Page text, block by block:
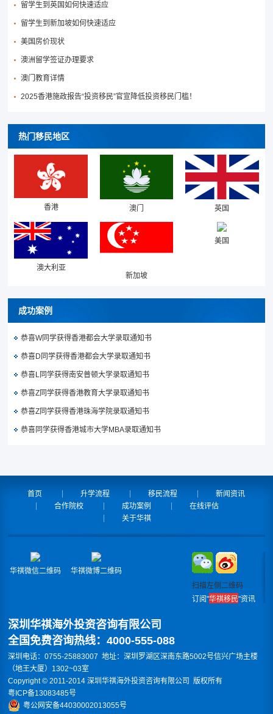
留学生到英国如何快速适应
留学生到新加坡如何快速适应
美国房价现状
澳洲留学签证办理要求
澳门教育详情
2025香港施政报告“投资移民”官宣降低投资移民门槛！
热门移民地区
香港 澳门 英国
澳大利亚
新加坡
美国
成功案例
恭喜W同学获得香港都会大学录取通知书
恭喜D同学获得香港都会大学录取通知书
恭喜L同学获得南安普顿大学录取通知书
恭喜Z同学获得香港教育大学录取通知书
恭喜Z同学获得香港珠海学院录取通知书
恭喜同学获得香港城市大学MBA录取通知书
首页 升学流程 移民流程
新闻资讯
合作院校
成功案例
在线评估
关于华祺
华祺微信二维码
华祺微博二维码
扫描左侧二维码
订阅"华祺移民"资讯
深圳华祺海外投资咨询有限公司
全国免费咨询热线：4000-555-088
深圳电话：0755-25883007 地址：深圳罗湖区深南东路5002号信兴广场主楼
（地王大厦）1302~03室
Copyright © 2011-2014 深圳华祺海外投资咨询有限公司 版权所有
粤ICP备13083485号
粤公网安备44030002013055号